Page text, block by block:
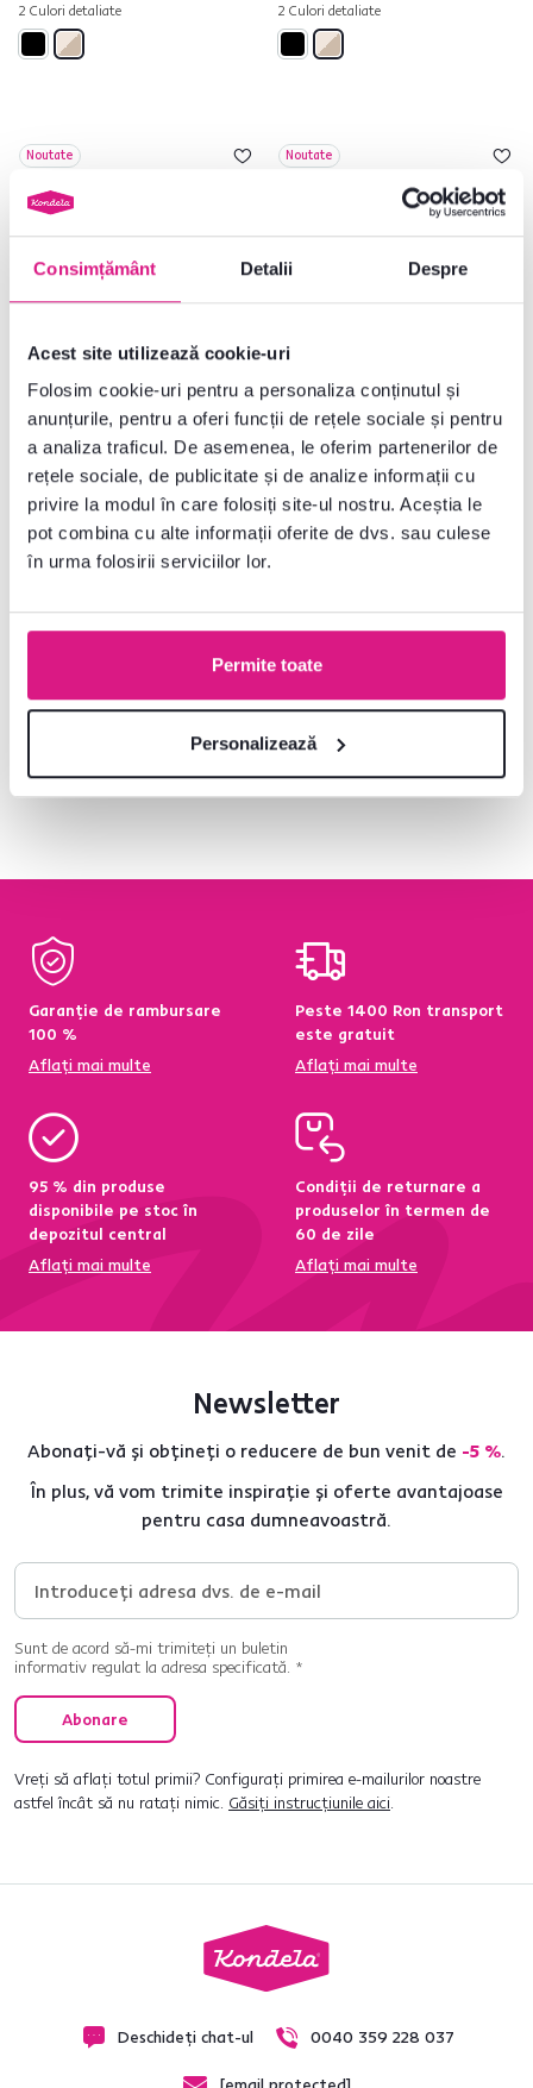
Consimțământ Detalii Despre
Acest site utilizează cookie-uri
Folosim cookie-uri pentru a personaliza conținutul și
anunțurile, pentru a oferi funcții de rețele sociale și pentru
a analiza traficul. De asemenea, le oferim partenerilor de
rețele sociale, de publicitate și de analize informații cu
privire la modul în care folosiți site-ul nostru. Aceștia le
pot combina cu alte informații oferite de dvs. sau culese
în urma folosirii serviciilor lor.
Permite toate
Personalizează
2 Culori detaliate 2 Culori detaliate
Noutate
Comodă, caşmir/stejar sonoma,
1.275 lei
2 Culori detaliate
Noutate
5,0 2
Măsuţă TV, caşmir/stejar
sonoma, LONGY RTV1K2So
1.029 lei
2 Culori detaliate
V-ați uitat la produsele6 de la
Garanție de rambursare
100 %
Aflați mai multe
Peste 1400 Ron transport
este gratuit
Aflați mai multe
95 % din produse
disponibile pe stoc în
depozitul central
Aflați mai multe
Condiții de returnare a
produselor în termen de
60 de zile
Aflați mai multe
Newsletter
Abonați-vă și obțineți o reducere de bun venit de -5 %.
În plus, vă vom trimite inspirație și oferte avantajoase
pentru casa dumneavoastră.
Sunt de acord să-mi trimiteți un buletin
informativ regulat la adresa specificată. *
Abonare
Vreți să aflați totul primii? Configurați primirea e-mailurilor noastre
astfel încât să nu ratați nimic. Găsiți instrucțiunile aici.
Deschideți chat-ul 0040 359 228 037